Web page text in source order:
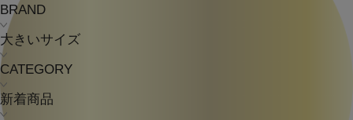
BRAND
大きいサイズ
CATEGORY
新着商品